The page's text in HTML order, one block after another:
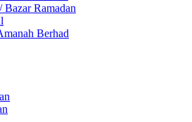
Bazar Ramadan
Berhad